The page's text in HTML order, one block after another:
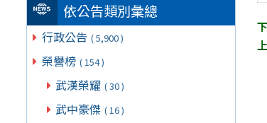
依公告類別彙總
行政公告 ( 5,900 )
榮譽榜 ( 154 )
武漢榮耀 ( 30 )
武中豪傑 ( 16 )